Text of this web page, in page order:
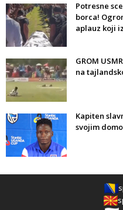
Potresne
borca!
aplauz koji
GROM
na
Kapiten
svojim